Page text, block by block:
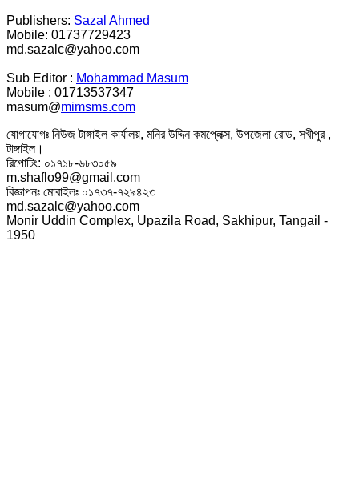
Publishers: Sazal Ahmed
Mobile: 01737729423
md.sazalc@yahoo.com
Sub Editor : Mohammad Masum
Mobile : 01713537347
masum@mimsms.com
যোগাযোগঃ নিউজ টাঙ্গাইল কার্যালয়, মনির উদ্দিন কমপ্লেক্স, উপজেলা রোড, সখীপুর ,
টাঙ্গাইল।
রিপোটিং: ০১৭১৮-৬৮৩০৫৯
m.shaflo99@gmail.com
বিজ্ঞাপনঃ মোবাইলঃ ০১৭৩৭-৭২৯৪২৩
md.sazalc@yahoo.com
Monir Uddin Complex, Upazila Road, Sakhipur, Tangail -
1950